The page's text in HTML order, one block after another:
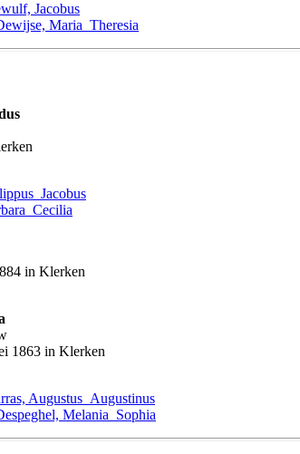
Jacobus
Maria_Theresia
in Klerken
1863 in Klerken
Augustus_Augustinus
Melania_Sophia